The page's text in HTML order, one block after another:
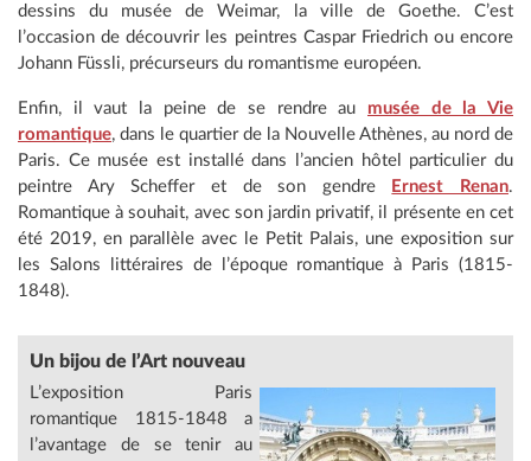
dessins du musée de Weimar, la ville de Goethe. C’est
l’occasion de découvrir les peintres Caspar Friedrich ou encore
Johann Füssli, précurseurs du romantisme européen.
Enfin, il vaut la peine de se rendre au musée de la Vie
romantique, dans le quartier de la Nouvelle Athènes, au nord de
Paris. Ce musée est installé dans l’ancien hôtel particulier du
peintre Ary Scheffer et de son gendre Ernest Renan.
Romantique à souhait, avec son jardin privatif, il présente en cet
été 2019, en parallèle avec le Petit Palais, une exposition sur
les Salons littéraires de l’époque romantique à Paris (1815-
1848).
Un bijou de l’Art nouveau
L’exposition Paris
romantique 1815-1848 a
l’avantage de se tenir au